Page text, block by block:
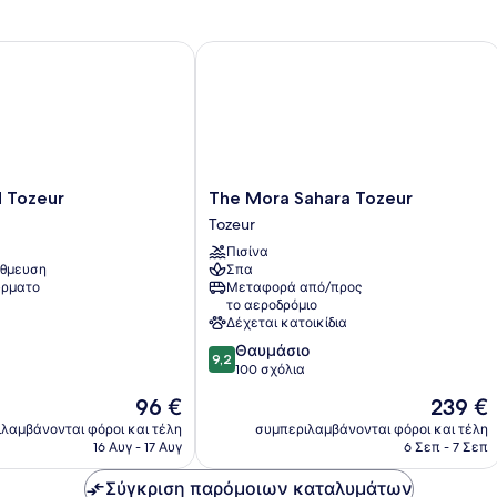
Tozeur
Η
τιμή
είναι
96 €
φόροι και τέλη
16 Αυγ - 17 Αυγ
The
Mora
Sahara
Tozeur
Tozeur
The Mora Sahara Tozeur
Tozeur
Πισίνα
Σπα
Μεταφορά από/προς
το αεροδρόμιο
Δέχεται κατοικίδια
9.2
στα
9,2 Θαυμάσιο
100 σχόλια
Η
τιμή
είναι
239 €
συμπεριλαμβάνονται φόροι και τέλη
6 Σεπ - 7 Σεπ
The Mora Sahara Tozeur
Σύγκριση παρόμοιων καταλυμάτων